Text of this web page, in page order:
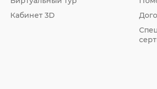
Кабинет 3D